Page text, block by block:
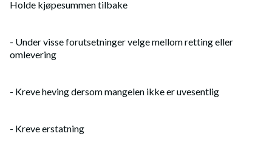
Holde kjøpesummen tilbake
- Under visse forutsetninger velge mellom retting eller
omlevering
- Kreve heving dersom mangelen ikke er uvesentlig
- Kreve erstatning